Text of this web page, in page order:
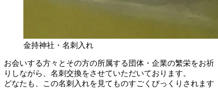
金持神社・名刺入れ
お会いする方々とその方の所属する団体・企業の繁栄をお祈
りしながら、名刺交換をさせていただいております。
どなたも、この名刺入れを見てものすごくびっくりされます